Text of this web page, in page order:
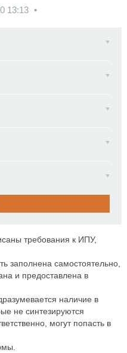
13:13
требования к ИПУ,
заполнена самостоятельно,
и предоставлена в
наличие в
не синтезируются
могут попасть в